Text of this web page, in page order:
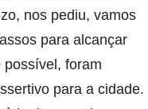
nos pediu, vamos
para alcançar
possível, foram
para a cidade.